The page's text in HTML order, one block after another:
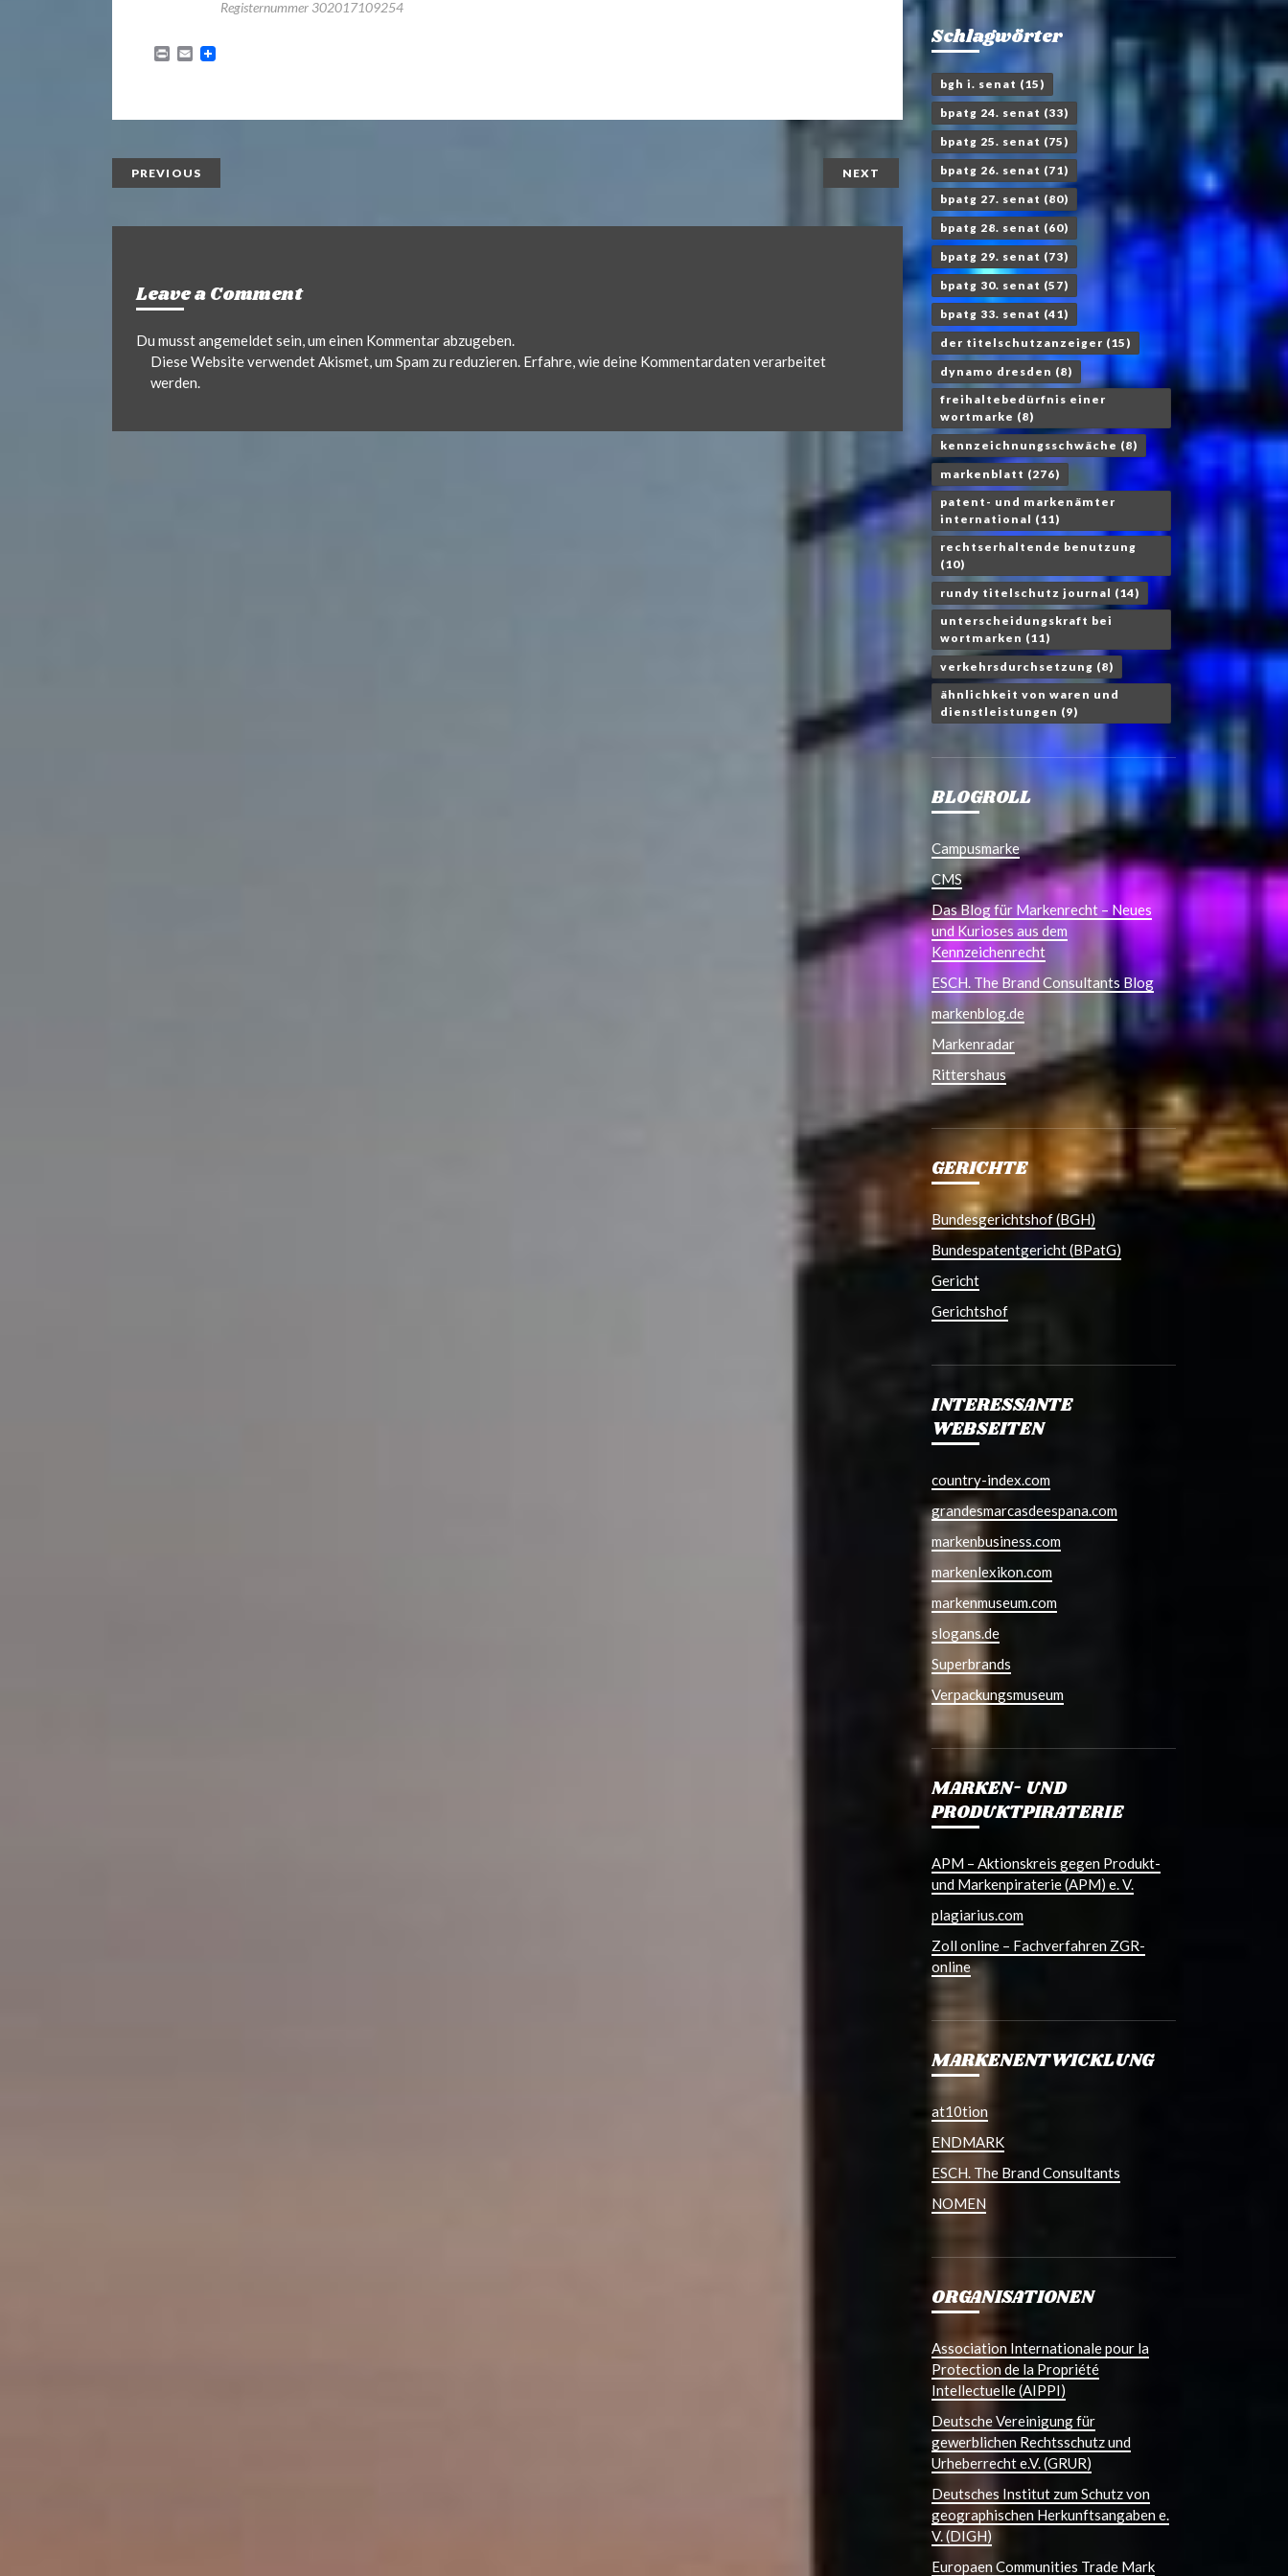
e
Registernummer 302017109254
E
PREVIOUS NEXT
Leave a Comment
Du musstangemeldetsein, um einen Kommentar abzugeben.
Diese Website verwendet Akismet, um Spam zu reduzieren. Erfahre, wie deine Kommentardaten verarbeitet
werden.
Schlagwörter
bgh i. senat (15)
bpatg 24. senat (33)
bpatg 25. senat (75)
bpatg 26. senat (71)
bpatg 27. senat (80)
bpatg 28. senat (60)
bpatg 29. senat (73)
bpatg 30. senat (57)
bpatg 33. senat (41)
der titelschutzanzeiger (15)
dynamo dresden (8)
freihaltebedürfnis einer
wortmarke (8)
kennzeichnungsschwäche (8)
markenblatt (276)
patent- und markenämter
international (11)
rechtserhaltende benutzung
(10)
rundy titelschutz journal (14)
unterscheidungskraft bei
wortmarken (11)
verkehrsdurchsetzung (8)
ähnlichkeit von waren und
dienstleistungen (9)
BLOGROLL
Campusmarke
CMS
Das Blog für Markenrecht – Neues
und Kurioses aus dem
Kennzeichenrecht
ESCH. The Brand Consultants Blog
markenblog.de
Markenradar
Rittershaus
GERICHTE
Bundesgerichtshof (BGH)
Bundespatentgericht (BPatG)
Gericht
Gerichtshof
INTERESSANTE
WEBSEITEN
country-index.com
grandesmarcasdeespana.com
markenbusiness.com
markenlexikon.com
markenmuseum.com
slogans.de
Superbrands
Verpackungsmuseum
MARKEN- UND
PRODUKTPIRATERIE
APM – Aktionskreis gegen Produkt-
und Markenpiraterie (APM) e. V.
plagiarius.com
Zoll online – Fachverfahren ZGR-
online
MARKENENTWICKLUNG
at10tion
ENDMARK
ESCH. The Brand Consultants
NOMEN
ORGANISATIONEN
Association Internationale pour la
Protection de la Propriété
Intellectuelle (AIPPI)
Deutsche Vereinigung für
gewerblichen Rechtsschutz und
Urheberrecht e.V. (GRUR)
Deutsches Institut zum Schutz von
geographischen Herkunftsangaben e.
V. (DIGH)
Europaen Communities Trade Mark